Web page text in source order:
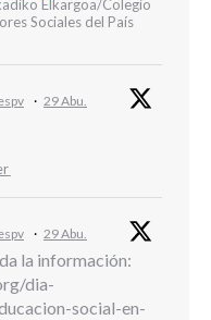
Elkargoa/Colegio
Sociales del País
· 29 Abu.
· 29 Abu.
la información:
dia-
social-en-